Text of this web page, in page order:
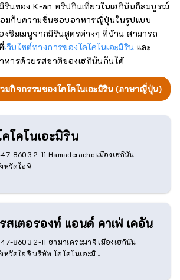
รินของ K-an ทริปกินเที่ยวในเฮกินันก็สมบูรณ์
มกับความชื่นชอบอาหารญี่ปุ่นในรูปแบบ
งชิมเมนูจากมิรินสูตรต่างๆ ที่บ้าน สามารถ
เว็บไซต์ทางการของโคโคโนเอะมิริน และ
ารด้วยรสชาติของเฮกินันกันได้
มกิจกรรมของโคโคโนเอะมิริน (ภาษาญี่ปุ่น)
คโคโนเอะมิริน
8603 2-11 Hamaderacho เมืองเฮกินัน
หวัดไอจิ
รสเตอรองท์ แอนด์ คาเฟ่ เคอัน
8603 2-11 ฮามาเดระมาจิ เมืองเฮกินัน
หวัดไอจิ บริษัท โคโคโนเอะมิ...